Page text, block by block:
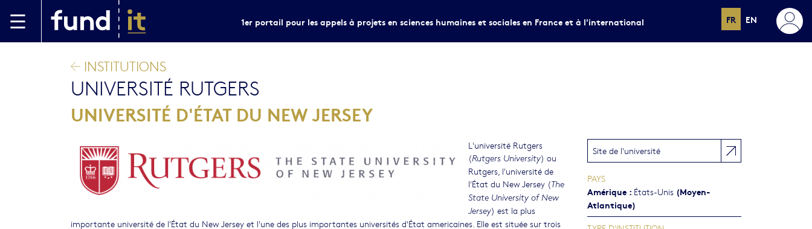
1er portail pour les appels à projets en sciences humaines et sociales en France et à l'international FR EN
INSTITUTIONS
UNIVERSITÉ RUTGERS
UNIVERSITÉ D'ÉTAT DU NEW JERSEY
L'université Rutgers
(Rutgers University) ou
Rutgers, l'université de
l'État du New Jersey (The
State University of New
Jersey) est la plus
importante université de l'État du New Jersey et l'une des plus importantes universités d'État americaines. Elle est située sur trois
Site de l'université
PAYS
Amérique : États-Unis (Moyen-
Atlantique)